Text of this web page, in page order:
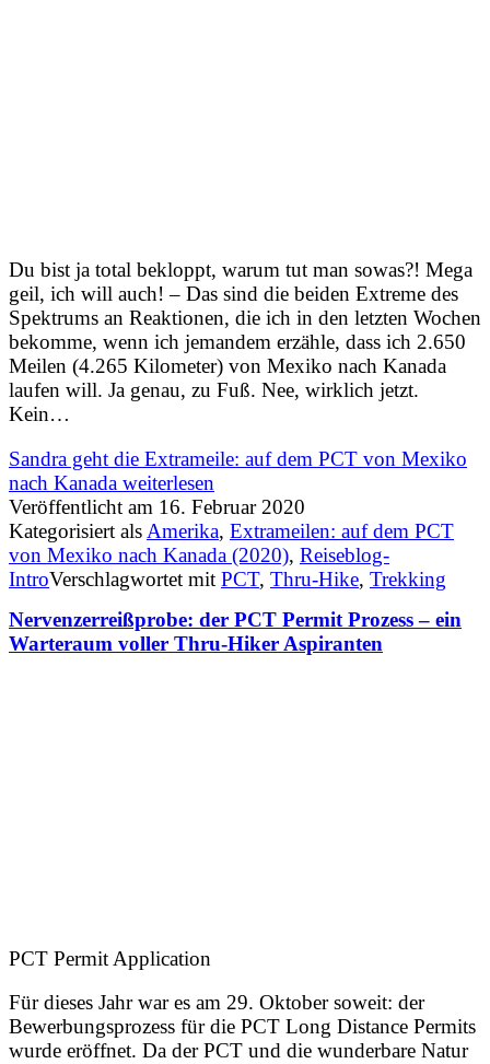
Du bist ja total bekloppt, warum tut man sowas?! Mega
geil, ich will auch! – Das sind die beiden Extreme des
Spektrums an Reaktionen, die ich in den letzten Wochen
bekomme, wenn ich jemandem erzähle, dass ich 2.650
Meilen (4.265 Kilometer) von Mexiko nach Kanada
laufen will. Ja genau, zu Fuß. Nee, wirklich jetzt.
Kein…
Sandra geht die Extrameile: auf dem PCT von Mexiko
nach Kanada weiterlesen
Veröffentlicht am 16. Februar 2020
Kategorisiert als Amerika, Extrameilen: auf dem PCT
von Mexiko nach Kanada (2020), Reiseblog-
IntroVerschlagwortet mit PCT, Thru-Hike, Trekking
Nervenzerreißprobe: der PCT Permit Prozess – ein
Warteraum voller Thru-Hiker Aspiranten
PCT Permit Application
Für dieses Jahr war es am 29. Oktober soweit: der
Bewerbungsprozess für die PCT Long Distance Permits
wurde eröffnet. Da der PCT und die wunderbare Natur